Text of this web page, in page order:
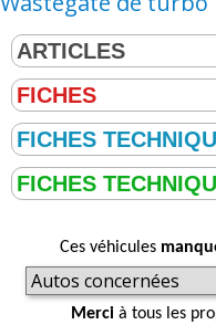
Ces véhicules
Mercià tous les